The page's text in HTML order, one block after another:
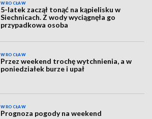
WROCŁAW
5-latek zaczął tonąć na kąpielisku w
Siechnicach. Z wody wyciągnęła go
przypadkowa osoba
WROCŁAW
Przez weekend trochę wytchnienia, a w
poniedziałek burze i upał
WROCŁAW
Prognoza pogody na weekend